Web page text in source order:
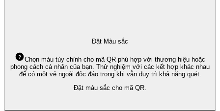
Đặt Màu sắc
Chọn màu tùy chỉnh cho mã QR phù hợp với thương hiệu hoặc
phong cách cá nhân của bạn. Thử nghiệm với các kết hợp khác nhau
để có một vẻ ngoài độc đáo trong khi vẫn duy trì khả năng quét.
Đặt màu sắc cho mã QR.